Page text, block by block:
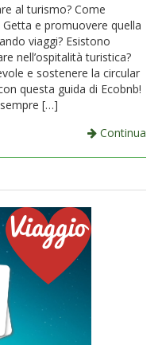
al turismo? Come
Getta e promuovere quella
viaggi? Esistono
nell’ospitalità turistica?
e sostenere la circular
questa guida di Ecobnb!
sempre […]
Continua